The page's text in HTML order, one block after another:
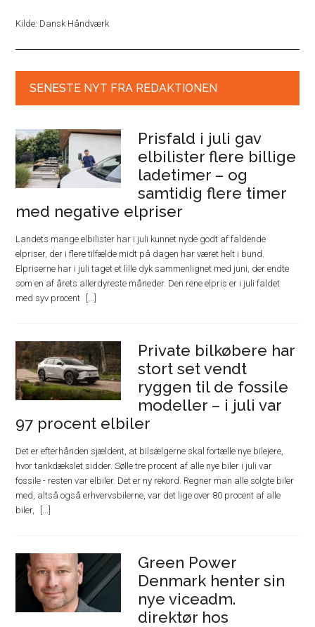
Kilde: Dansk Håndværk
SENESTE NYT FRA REDAKTIONEN
Prisfald i juli gav
elbilister flere billige
ladetimer – og
samtidig flere timer
med negative elpriser
Landets mange elbilister har i juli kunnet nyde godt af faldende
elpriser, der i flere tilfælde midt på dagen har været helt i bund.
Elpriserne har i juli taget et lille dyk sammenlignet med juni, der endte
som en af årets allerdyreste måneder. Den rene elpris er i juli faldet
med syv procent
Private bilkøbere har
stort set vendt
ryggen til de fossile
modeller – i juli var
97 procent elbiler
Det er efterhånden sjældent, at bilsælgerne skal fortælle nye bilejere,
hvor tankdækslet sidder. Sølle tre procent af alle nye biler i juli var
fossile - resten var elbiler. Det er ny rekord. Regner man alle solgte biler
med, altså også erhvervsbilerne, var det lige over 80 procent af alle
biler,
Green Power
Denmark henter sin
nye viceadm.
direktør hos